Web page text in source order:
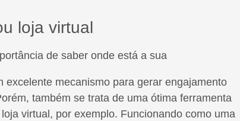
loja virtual
excelente mecanismo para gerar engajamento
também se trata de uma ótima ferramenta
virtual, por exemplo. Funcionando como uma